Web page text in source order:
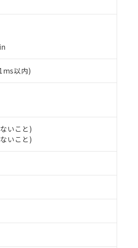
以内)
いこと)
いこと)
扱商品の当社在庫状況および標準価格(
、本サービスの対象外となる商品もあ
、記載している更新日時点での社内デ
の在庫および標準価格とは異なる場合が
客様のお取引先、またはお客様担当の
拠点は「
の事前の承諾なく第三者に漏洩または開
ービス）をご利用いただくには、I-Web
ご登録された部品リストについて、当社
報の共同利用に関して"
の「1.共同利
ドミウム(Cd) 100ppm以下、
ル類(PBB) 1000ppm以下、ポリ臭化ジフェニルエ
1000ppm以下、フタル酸ブチルベンジル（BBP
(DIBP) 1000ppm以下
る適用除外項目は除く。
月が前後することがあります。
とができます。
るもので、過去に遡って非含有を証明
ておりました。
していることから、特段のことがない
の基準値を超えていることを示します。
問い合わせください。
ウム) : 100ppm、
ニル類) : 1000ppm、 PBDEs(ポリ臭化ジフェニル
ジイソブチル) : 1000ppm、 BBP(フタル酸ブチルベ
準値以下であることを示します。
質が外部に漏えいし、環境に深刻な影
完全に破砕するなど、違法に輸出されな
ル、化学兵器、生物兵器またはその他武
る場合は、上記1、2および3の内容を当
わる関係者が違法に輸出するおそれがあ
ては、お客様のお取引先、またはお客
認ください)
情報を公開していない機種